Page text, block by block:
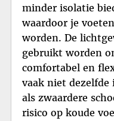
minder isolatie
waardoor je
worden. De
gebruikt worden
comfortabel en
vaak niet dezelfde
als zwaardere
risico op koude